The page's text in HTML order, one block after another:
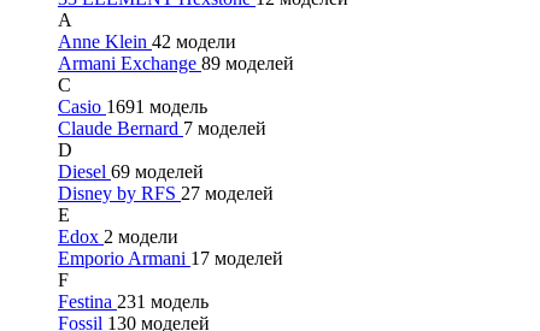
A
Anne Klein 42 модели
Armani Exchange 89 моделей
C
Casio 1691 модель
Claude Bernard 7 моделей
D
Diesel 69 моделей
Disney by RFS 27 моделей
E
Edox 2 модели
Emporio Armani 17 моделей
F
Festina 231 модель
Fossil 130 моделей